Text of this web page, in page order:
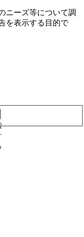
ニーズ等について調
を表⽰する⽬的で